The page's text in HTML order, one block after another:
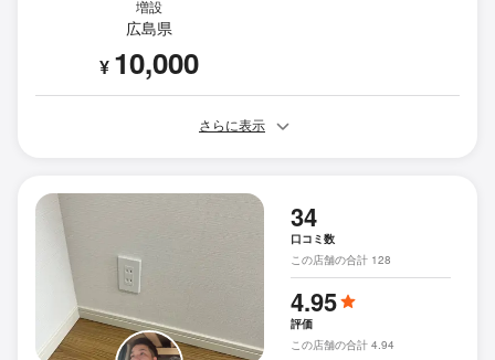
増設
広島県
¥ 10,000
さらに表示
34
口コミ数
この店舗の合計 128
4.95
評価
この店舗の合計 4.94